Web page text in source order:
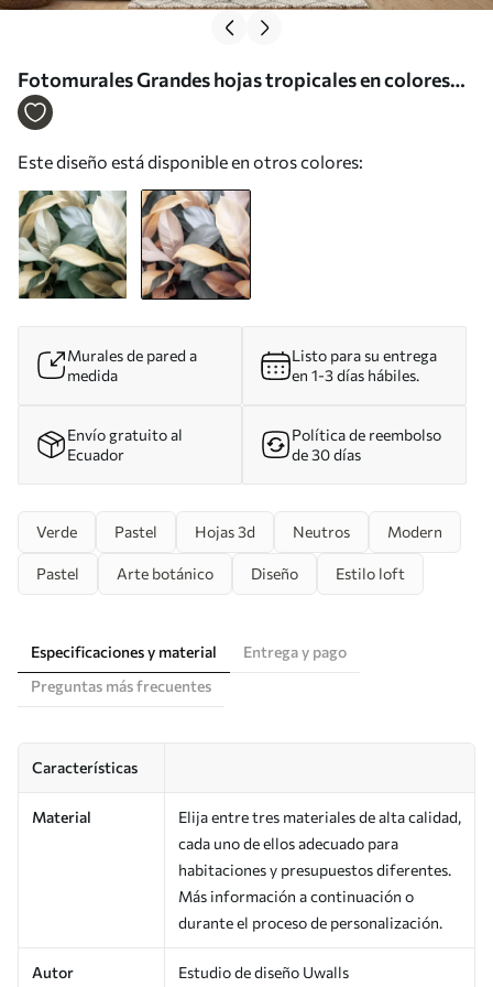
Fotomurales Grandes hojas tropicales en colores
azul y beige Nr. w01587v2
Este diseño está disponible en otros colores:
Murales de pared a
medida
Listo para su entrega
en 1-3 días hábiles.
Envío gratuito al
Ecuador
Política de reembolso
de 30 días
Verde Pastel Hojas 3d Neutros Modern
Pastel Arte botánico Diseño Estilo loft
Especificaciones y material
Entrega y pago
Preguntas más frecuentes
Características
Material
Elija entre tres materiales de alta calidad,
cada uno de ellos adecuado para
habitaciones y presupuestos diferentes.
Más información a continuación o
durante el proceso de personalización.
Autor Estudio de diseño Uwalls